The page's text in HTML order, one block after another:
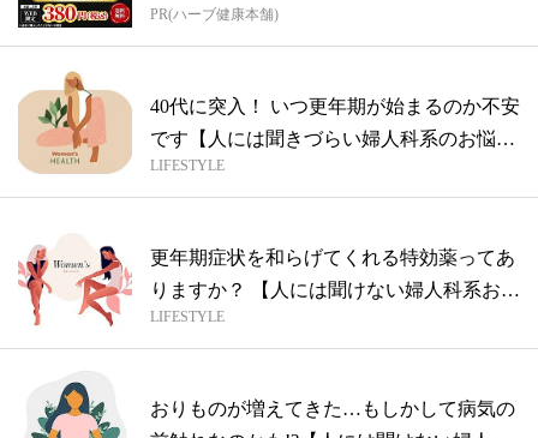
PR(ハーブ健康本舗)
40代に突入！ いつ更年期が始まるのか不安
です【人には聞きづらい婦人科系のお悩
み...
LIFESTYLE
更年期症状を和らげてくれる特効薬ってあ
りますか？ 【人には聞けない婦人科系お悩
み...
LIFESTYLE
おりものが増えてきた…もしかして病気の